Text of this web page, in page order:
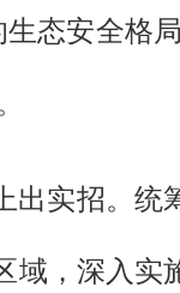
态安全格
出实招。统
域，深入实